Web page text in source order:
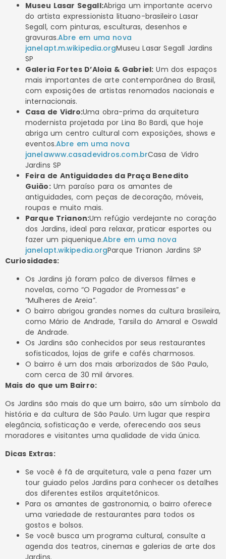
Museu Lasar Segall:Abriga um importante acervo
do artista expressionista lituano-brasileiro Lasar
Segall, com pinturas, esculturas, desenhos e
gravuras.Abre em uma nova
janelapt.m.wikipedia.orgMuseu Lasar Segall Jardins
SP
Galeria Fortes D’Aloia & Gabriel:Um dos espaços
mais importantes de arte contemporânea do Brasil,
com exposições de artistas renomados nacionais e
internacionais.
Casa de Vidro:Uma obra-prima da arquitetura
modernista projetada por Lina Bo Bardi, que hoje
abriga um centro cultural com exposições, shows e
eventos.Abre em uma nova
janelawww.casadevidros.com.brCasa de Vidro
Jardins SP
Feira de Antiguidades da Praça Benedito
Guião:Um paraíso para os amantes de
antiguidades, com peças de decoração, móveis,
roupas e muito mais.
Parque Trianon:Um refúgio verdejante no coração
dos Jardins, ideal para relaxar, praticar esportes ou
fazer um piquenique.Abre em uma nova
janelapt.wikipedia.orgParque Trianon Jardins SP
Curiosidades:
Os Jardins já foram palco de diversos filmes e
novelas, como “O Pagador de Promessas” e
“Mulheres de Areia”.
O bairro abrigou grandes nomes da cultura brasileira,
como Mário de Andrade, Tarsila do Amaral e Oswald
de Andrade.
Os Jardins são conhecidos por seus restaurantes
sofisticados, lojas de grife e cafés charmosos.
O bairro é um dos mais arborizados de São Paulo,
com cerca de 30 mil árvores.
Mais do que um Bairro:
Os Jardins são mais do que um bairro, são um símbolo da
história e da cultura de São Paulo. Um lugar que respira
elegância, sofisticação e verde, oferecendo aos seus
moradores e visitantes uma qualidade de vida única.
Dicas Extras:
Se você é fã de arquitetura, vale a pena fazer um
tour guiado pelos Jardins para conhecer os detalhes
dos diferentes estilos arquitetônicos.
Para os amantes de gastronomia, o bairro oferece
uma variedade de restaurantes para todos os
gostos e bolsos.
Se você busca um programa cultural, consulte a
agenda dos teatros, cinemas e galerias de arte dos
Jardins.